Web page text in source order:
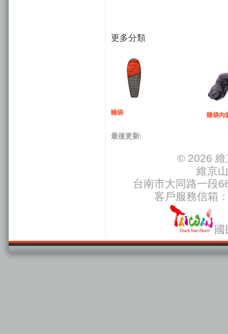
更多分類
睡袋 睡袋內
最後更新:
© 2026 維
維京
台南市大同路一段
客戶服務信箱
國